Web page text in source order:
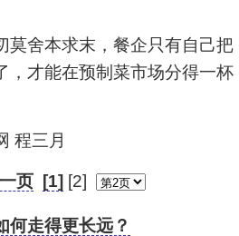
舍本求末，餐企只有自己把
，才能在预制菜市场分得一杯
程三月
页 [1] [2]
何走得更长远？